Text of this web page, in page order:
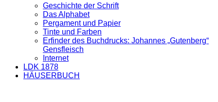
Geschichte der Schrift
Das Alphabet
Pergament und Papier
Tinte und Farben
Erfinder des Buchdrucks: Johannes „Gutenberg“
Gensfleisch
Internet
LDK 1878
HÄUSERBUCH